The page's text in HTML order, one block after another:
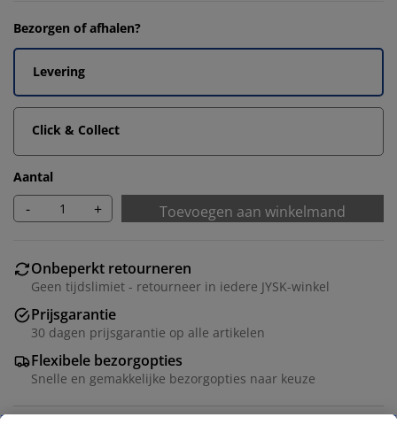
Bezorgen of afhalen?
Levering
Click & Collect
Aantal
- + Toevoegen aan winkelmand
Onbeperkt retourneren
Geen tijdslimiet - retourneer in iedere JYSK-winkel
Prijsgarantie
30 dagen prijsgarantie op alle artikelen
Flexibele bezorgopties
Snelle en gemakkelijke bezorgopties naar keuze